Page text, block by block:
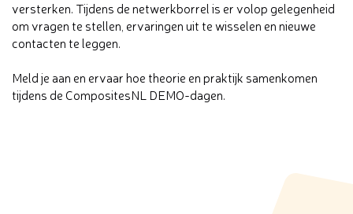
versterken. Tijdens de netwerkborrel is er volop gelegenheid
om vragen te stellen, ervaringen uit te wisselen en nieuwe
contacten te leggen.
Meld je aan en ervaar hoe theorie en praktijk samenkomen
tijdens de CompositesNL DEMO-dagen.